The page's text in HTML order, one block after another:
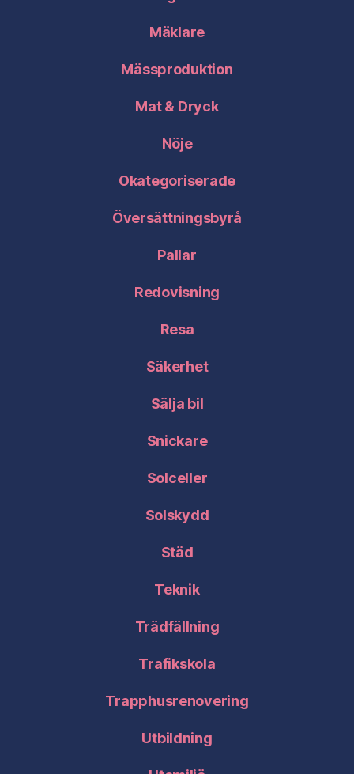
Mäklare
Mässproduktion
Mat & Dryck
Nöje
Okategoriserade
Översättningsbyrå
Pallar
Redovisning
Resa
Säkerhet
Sälja bil
Snickare
Solceller
Solskydd
Städ
Teknik
Trädfällning
Trafikskola
Trapphusrenovering
Utbildning